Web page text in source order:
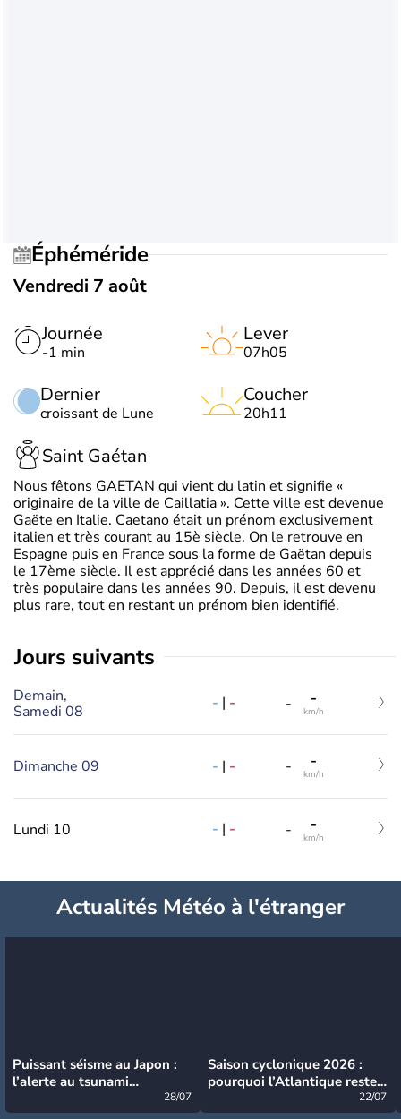
Éphéméride
Vendredi 7 août
Journée
-1 min
Dernier
croissant de Lune
Lever
07h05
Coucher
20h11
Saint Gaétan
Nous fêtons GAETAN qui vient du latin et signifie «
originaire de la ville de Caillatia ». Cette ville est devenue
Gaëte en Italie. Caetano était un prénom exclusivement
italien et très courant au 15è siècle. On le retrouve en
Espagne puis en France sous la forme de Gaëtan depuis
le 17ème siècle. Il est apprécié dans les années 60 et
très populaire dans les années 90. Depuis, il est devenu
plus rare, tout en restant un prénom bien identifié.
jours suivants
Demain,
Samedi 08
- | - - -
km/h
Dimanche 09 - | - - -
km/h
Lundi 10 - | - - -
km/h
Actualités Météo à l'étranger
Puissant séisme au Japon :
l’alerte au tsunami
28/07
Saison cyclonique 2026 :
pourquoi l’Atlantique reste
22/07